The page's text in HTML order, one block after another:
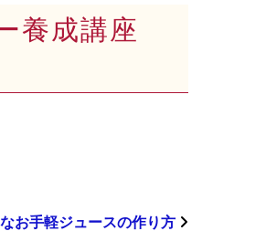
養成講座
お手軽ジュースの作り方